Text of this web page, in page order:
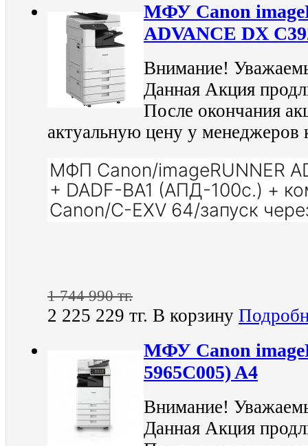
МФУ Canon
ADVANCE DX
Внимание!
Данная Акция
После окончания
актуальную цену у менеджеров
МФП Canon/imageRUNNER
+ DADF-BA1 (АПД-100с.) +
Canon/C-EXV 64/запуск
1 744 990 тг.
2 225 229 тг. В корзину
МФУ Canon
5965C005) A4
Внимание!
Данная Акция